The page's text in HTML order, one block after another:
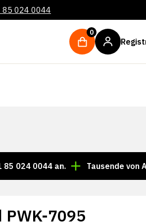
85 024 0044
0
0044 an. Tausende von Artikeln
PWK-7095